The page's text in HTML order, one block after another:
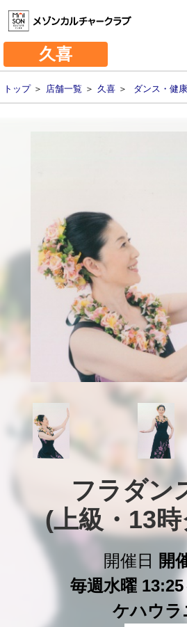
久喜
トップ＞ 店舗一覧 ＞ 久喜 ＞ ダンス・健康
フラダン
(上級・13
開催日
開
毎週水曜
ケハウラ